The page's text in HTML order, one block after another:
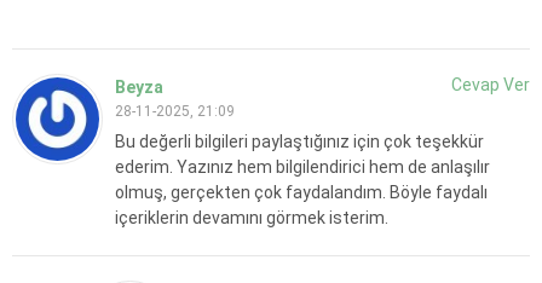
Beyza
28-11-2025, 21:09
Bu değerli bilgileri paylaştığınız için çok teşekkür
ederim. Yazınız hem bilgilendirici hem de anlaşılır
olmuş, gerçekten çok faydalandım. Böyle faydalı
içeriklerin devamını görmek isterim.
Cevap Ver